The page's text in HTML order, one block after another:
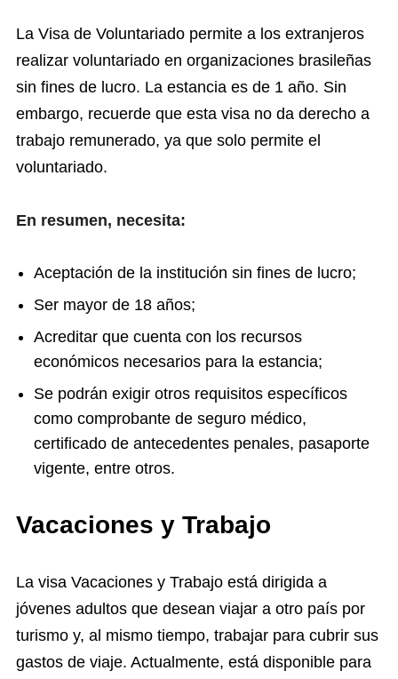
La Visa de Voluntariado permite a los extranjeros
realizar voluntariado en organizaciones brasileñas
sin fines de lucro. La estancia es de 1 año. Sin
embargo, recuerde que esta visa no da derecho a
trabajo remunerado, ya que solo permite el
voluntariado.
En resumen, necesita:
Aceptación de la institución sin fines de lucro;
Ser mayor de 18 años;
Acreditar que cuenta con los recursos
económicos necesarios para la estancia;
Se podrán exigir otros requisitos específicos
como comprobante de seguro médico,
certificado de antecedentes penales, pasaporte
vigente, entre otros.
Vacaciones y Trabajo
La visa Vacaciones y Trabajo está dirigida a
jóvenes adultos que desean viajar a otro país por
turismo y, al mismo tiempo, trabajar para cubrir sus
gastos de viaje. Actualmente, está disponible para